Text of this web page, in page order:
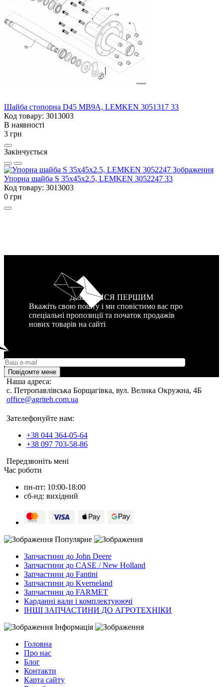
Шайба стопорна D45 MB9A, LEMKEN 3051317 33
Код товару: 3013003
В наявності
3 грн
Закінчується
Упорна шайба S 35x45x2.5, LEMKEN 3052247 33
Код товару: 3013003
0 грн
ДІЗНАТИСЯ ПЕРШИМ
Вкажіть свою пошту і ми сповістимо вас про
спеціальні пропозиції та початок продажів
нових товарів на сайті
Повідомте мене
Наша адреса:
c. Петропавлівська Борщагівка, вул. Велика Окружна, 4Б
office@agriteh.com.ua
Зателефонуйте нам:
+38 044 364-05-64
+38 097 703-58-86
Передзвоніть мені
Час роботи
пн-пт: 10:00-18:00
сб-нд: вихідний
Популярне
Запчастини до John Deere
Запчастини до CASE / New Holland
Запчастини до Fantini
Запчастини до Kverneland
Запчастини до FARMET
Карданні вали і комплектуюючі
ІНШІ ЗАПЧАСТИНИ ДО АГРОТЕХНІКИ
Інформація
Головна
Про нас
Блог
Контакти
Карта сайту